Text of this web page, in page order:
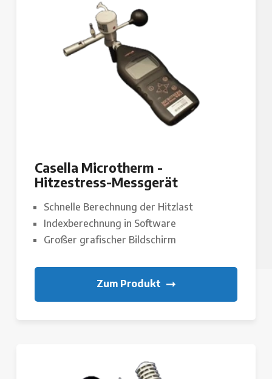
Casella Microtherm -
Hitzestress-Messgerät
Schnelle Berechnung der Hitzlast
Indexberechnung in Software
Großer grafischer Bildschirm
Zum Produkt